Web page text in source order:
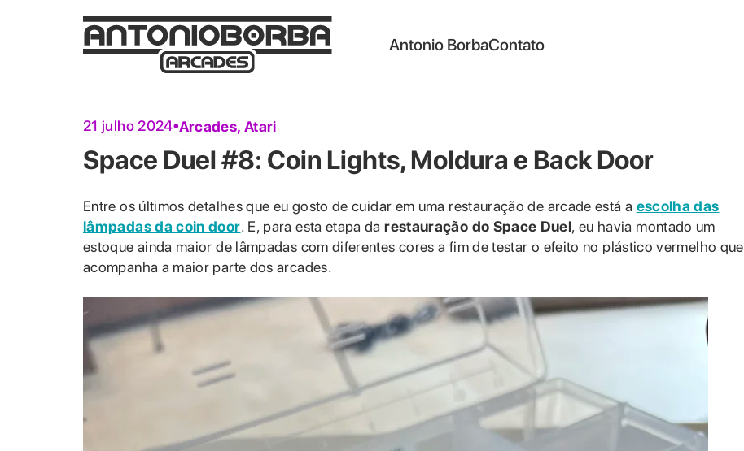
Antonio BorbaContato
21 julho 2024 Arcades, Atari
Space Duel #8: Coin Lights, Moldura e Back Door
Entre os últimos detalhes que eu gosto de cuidar em uma restauração de arcade está a escolha das
lâmpadas da coin door. E, para esta etapa darestauração do Space Duel, eu havia montado um
estoque ainda maior de lâmpadas com diferentes cores a fim de testar o efeito no plástico vermelho que
acompanha a maior parte dos arcades.